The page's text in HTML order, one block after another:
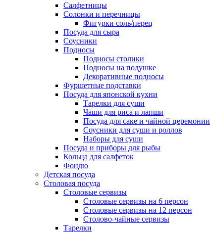
Салфетницы
Солонки и перечницы
Фигурки соль/перец
Посуда для сыра
Соусники
Подносы
Подносы столики
Подносы на подушке
Декоративные подносы
Фуршетные подставки
Посуда для японской кухни
Тарелки для суши
Чаши для риса и лапши
Посуда для саке и чайной церемонии
Соусники для суши и роллов
Наборы для суши
Посуда и приборы для рыбы
Кольца для салфеток
Фондю
Детская посуда
Столовая посуда
Столовые сервизы
Столовые сервизы на 6 персон
Столовые сервизы на 12 персон
Столово-чайные сервизы
Тарелки